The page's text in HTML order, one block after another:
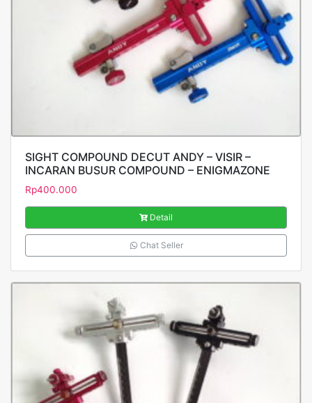
SIGHT COMPOUND DECUT ANDY – VISIR –
INCARAN BUSUR COMPOUND – ENIGMAZONE
Rp400.000
Detail
Chat Seller